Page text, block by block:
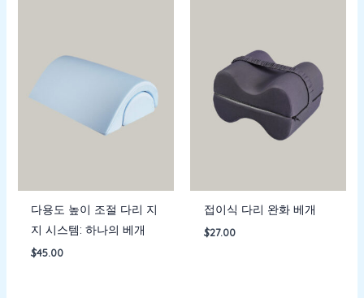
다용도 높이 조절 다리 지
지 시스템: 하나의 베개
$45.00
접이식 다리 완화 베개
$27.00